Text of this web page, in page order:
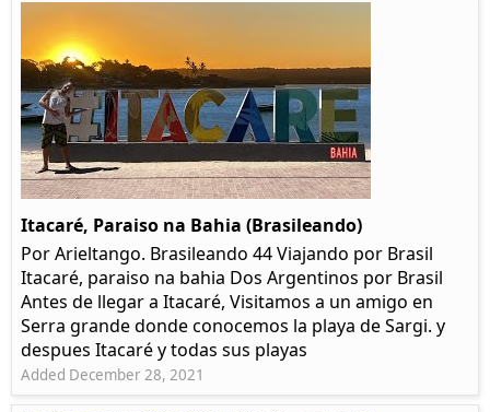
Itacaré, Paraiso na Bahia (Brasileando)
Por Arieltango. Brasileando 44 Viajando por Brasil
Itacaré, paraiso na bahia Dos Argentinos por Brasil
Antes de llegar a Itacaré, Visitamos a un amigo en
Serra grande donde conocemos la playa de Sargi. y
despues Itacaré y todas sus playas
Added December 28, 2021